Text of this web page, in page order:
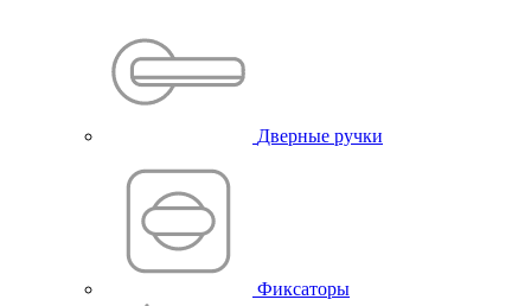
Дверные ручки
Фиксаторы